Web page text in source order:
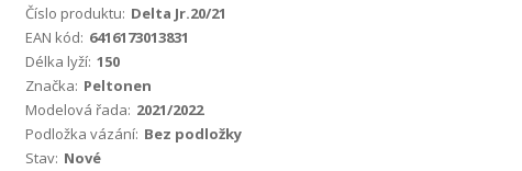
Číslo produktu: Delta Jr.20/21
EAN kód: 6416173013831
Délka lyží: 150
Značka: Peltonen
Modelová řada: 2021/2022
Podložka vázání: Bez podložky
Stav: Nové